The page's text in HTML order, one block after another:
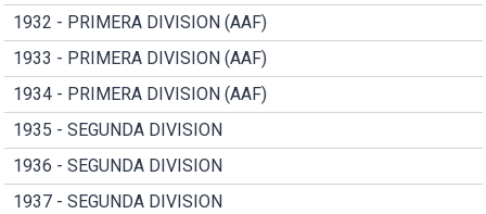
1932 - PRIMERA DIVISION (AAF)
1933 - PRIMERA DIVISION (AAF)
1934 - PRIMERA DIVISION (AAF)
1935 - SEGUNDA DIVISION
1936 - SEGUNDA DIVISION
1937 - SEGUNDA DIVISION